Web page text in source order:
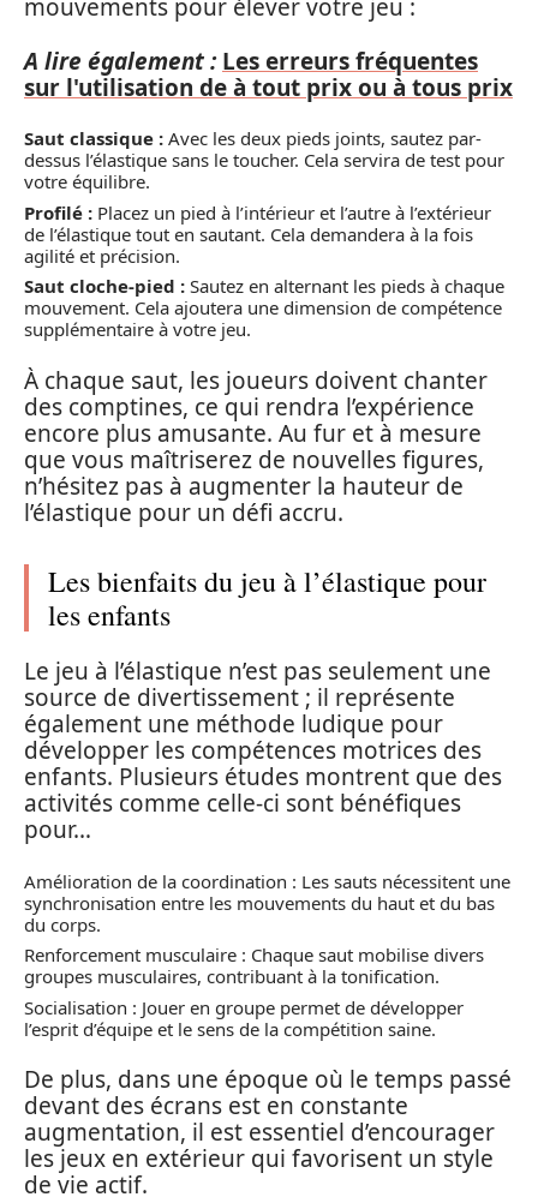
mouvements pour élever votre jeu :
A lire également : Les erreurs fréquentes
sur l'utilisation de à tout prix ou à tous prix
Saut classique : Avec les deux pieds joints, sautez par-
dessus l’élastique sans le toucher. Cela servira de test pour
votre équilibre.
Profilé : Placez un pied à l’intérieur et l’autre à l’extérieur
de l’élastique tout en sautant. Cela demandera à la fois
agilité et précision.
Saut cloche-pied : Sautez en alternant les pieds à chaque
mouvement. Cela ajoutera une dimension de compétence
supplémentaire à votre jeu.
À chaque saut, les joueurs doivent chanter
des comptines, ce qui rendra l’expérience
encore plus amusante. Au fur et à mesure
que vous maîtriserez de nouvelles figures,
n’hésitez pas à augmenter la hauteur de
l’élastique pour un défi accru.
Les bienfaits du jeu à l’élastique pour
les enfants
Le jeu à l’élastique n’est pas seulement une
source de divertissement ; il représente
également une méthode ludique pour
développer les compétences motrices des
enfants. Plusieurs études montrent que des
activités comme celle-ci sont bénéfiques
pour…
Amélioration de la coordination : Les sauts nécessitent une
synchronisation entre les mouvements du haut et du bas
du corps.
Renforcement musculaire : Chaque saut mobilise divers
groupes musculaires, contribuant à la tonification.
Socialisation : Jouer en groupe permet de développer
l’esprit d’équipe et le sens de la compétition saine.
De plus, dans une époque où le temps passé
devant des écrans est en constante
augmentation, il est essentiel d’encourager
les jeux en extérieur qui favorisent un style
de vie actif.